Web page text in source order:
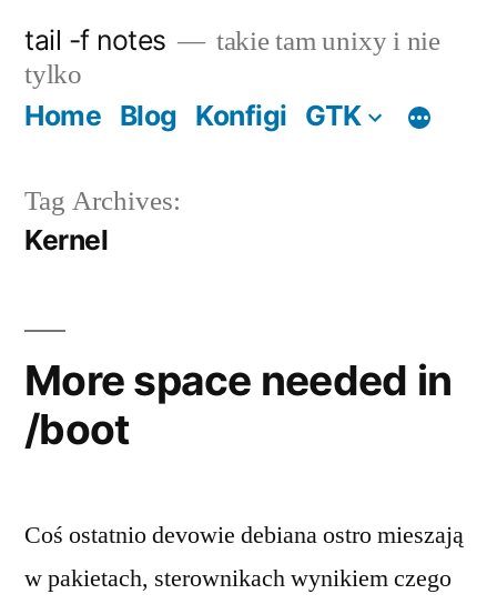
content
tail -f notes
takie tam unixy i nie
tylko
Home Blog Konfigi GTK
Tag Archives:
Kernel
More space needed in
/boot
Coś ostatnio devowie debiana ostro mieszają
w pakietach, sterownikach wynikiem czego